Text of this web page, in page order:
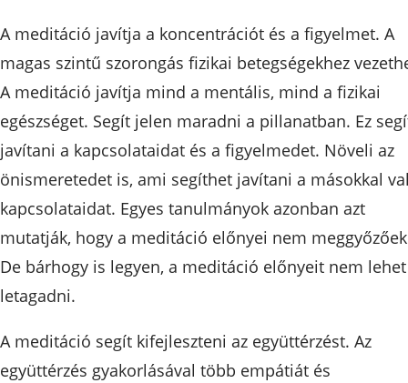
A meditáció javítja a koncentrációt és a figyelmet. A
magas szintű szorongás fizikai betegségekhez
A meditáció javítja mind a mentális, mind a fizikai
egészséget. Segít jelen maradni a pillanatban. Ez
javítani a kapcsolataidat és a figyelmedet. Növeli az
önismeretedet is, ami segíthet javítani a másokkal
kapcsolataidat. Egyes tanulmányok azonban azt
mutatják, hogy a meditáció előnyei nem
De bárhogy is legyen, a meditáció előnyeit nem lehet
letagadni.
A meditáció segít kifejleszteni az együttérzést. Az
együttérzés gyakorlásával több empátiát és